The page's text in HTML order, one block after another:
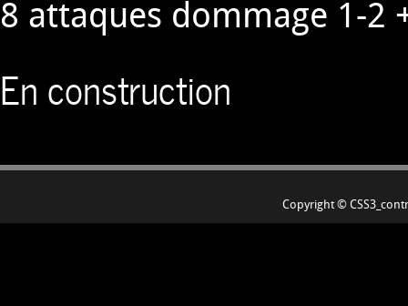
8 attaques dommage 1-2
En construction
Copyright ©